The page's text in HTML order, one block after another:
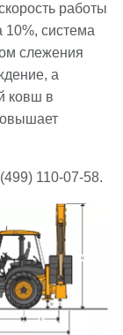
работы
10%, система
слежения
а
ковш в
110-07-58.